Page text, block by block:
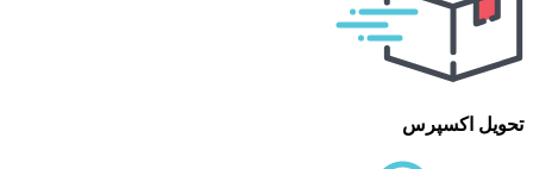
تحویل اکسپرس